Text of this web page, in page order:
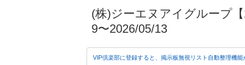
(株)ジーエヌアイグループ
9〜2026/05/13
VIP倶楽部に登録すると、掲示板無視リスト自動整理機